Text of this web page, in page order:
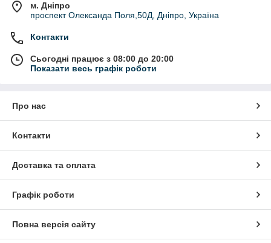
м. Дніпро
проспект Олександа Поля,50Д, Дніпро, Україна
Контакти
Сьогодні працює з 08:00 до 20:00
Показати весь графік роботи
Про нас
Контакти
Доставка та оплата
Графік роботи
Повна версія сайту